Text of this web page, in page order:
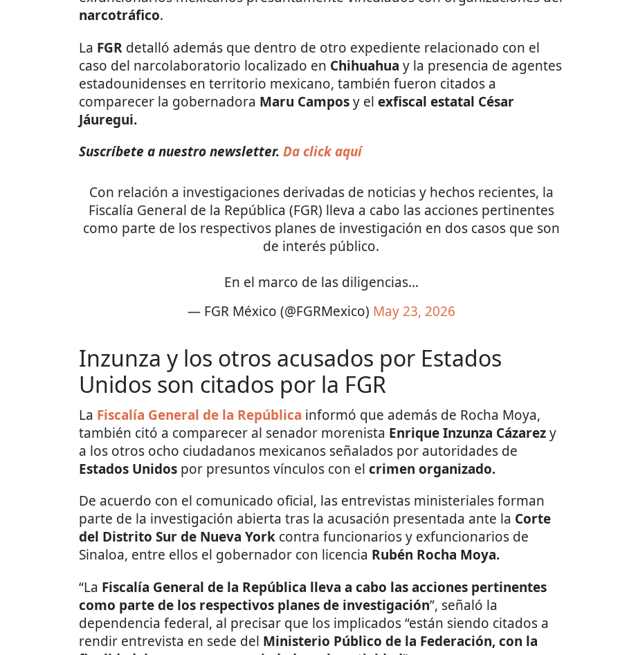
narcotráfico.
La FGR detalló además que dentro de otro expediente relacionado con el
caso del narcolaboratorio localizado en Chihuahua y la presencia de agentes
estadounidenses en territorio mexicano, también fueron citados a
comparecer la gobernadora Maru Camposy el exfiscal estatal César
Jáuregui.
Suscríbete a nuestro newsletter. Da click aquí
Con relación a investigaciones derivadas de noticias y hechos recientes, la
Fiscalía General de la República (FGR) lleva a cabo las acciones pertinentes
como parte de los respectivos planes de investigación en dos casos que son
de interés público.
En el marco de las diligencias…
— FGR México (@FGRMexico) May 23, 2026
Inzunza y los otros acusados por Estados
Unidos son citados por la FGR
La Fiscalía General de la República informó que además de Rocha Moya,
también citó a comparecer al senador morenista Enrique Inzunza Cázarezy
a los otros ocho ciudadanos mexicanos señalados por autoridades de
Estados Unidos por presuntos vínculos con el crimen organizado.
De acuerdo con el comunicado oficial, las entrevistas ministeriales forman
parte de la investigación abierta tras la acusación presentada ante la Corte
del Distrito Sur de Nueva York contra funcionarios y exfuncionarios de
Sinaloa, entre ellos el gobernador con licencia Rubén Rocha Moya.
“La Fiscalía General de la República lleva a cabo las acciones pertinentes
como parte de los respectivos planes de investigación”, señaló la
dependencia federal, al precisar que los implicados “están siendo citados a
rendir entrevista en sede del Ministerio Público de la Federación, con la